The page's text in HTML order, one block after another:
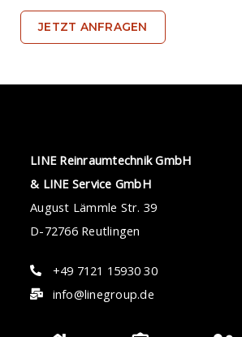
JETZT ANFRAGEN
LINE Reinraumtechnik GmbH
& LINE Service GmbH
August Lämmle Str. 39
D-72766 Reutlingen
+49 7121 15930 30
info@linegroup.de